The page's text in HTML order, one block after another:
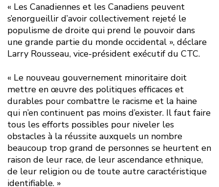
« Les Canadiennes et les Canadiens peuvent
s’enorgueillir d’avoir collectivement rejeté le
populisme de droite qui prend le pouvoir dans
une grande partie du monde occidental », déclare
Larry Rousseau, vice-président exécutif du CTC.
« Le nouveau gouvernement minoritaire doit
mettre en œuvre des politiques efficaces et
durables pour combattre le racisme et la haine
qui n’en continuent pas moins d’exister. Il faut faire
tous les efforts possibles pour niveler les
obstacles à la réussite auxquels un nombre
beaucoup trop grand de personnes se heurtent en
raison de leur race, de leur ascendance ethnique,
de leur religion ou de toute autre caractéristique
identifiable. »